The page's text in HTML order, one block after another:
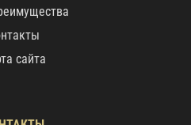
сайта